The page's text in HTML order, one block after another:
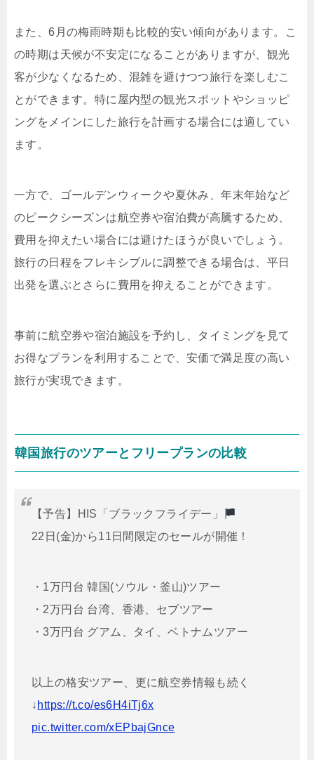
また、6月の梅雨時期も比較的安い傾向があります。こ
の時期は天候が不安定になることがありますが、観光
客が少なくなるため、混雑を避けつつ旅行を楽しむこ
とができます。特に屋内型の観光スポットやショッピ
ングをメインにした旅行を計画する場合には適してい
ます。
一方で、ゴールデンウィークや夏休み、年末年始など
のピークシーズンは航空券や宿泊費が高騰するため、
費用を抑えたい場合には避けたほうが良いでしょう。
旅行の日程をフレキシブルに調整できる場合は、平日
出発を選ぶとさらに費用を抑えることができます。
事前に航空券や宿泊施設を予約し、タイミングを見て
お得なプランを利用することで、安価で満足度の高い
旅行が実現できます。
韓国旅行のツアーとフリープランの比較
【予告】HIS「ブラックフライデー」
22日(金)から11日間限定のセールが開催！
・1万円台 韓国(ソウル・釜山)ツアー
・2万円台 台湾、香港、セブツアー
・3万円台 グアム、タイ、ベトナムツアー
以上の格安ツアー、更に航空券情報も続く
↓ https://t.co/es6H4iTj6x
pic.twitter.com/xEPbajGnce